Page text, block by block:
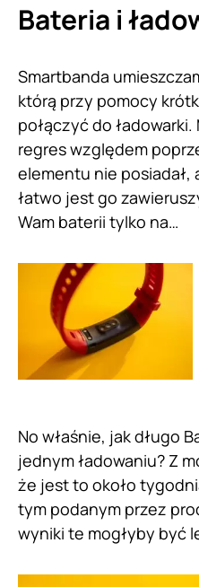
Bateria i
Smartbanda
którą przy pomocy
połączyć do
regres względem
elementu nie posiadał,
łatwo jest go
Wam baterii tylko na…
No właśnie, jak długo
jednym ładowaniu? Z
że jest to około
tym podanym przez
wyniki te mogłyby być